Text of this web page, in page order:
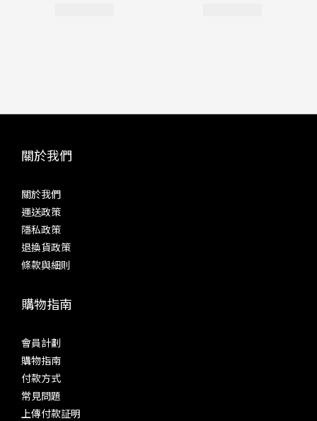
關於我們
關於我們
運送政策
隱私政策
退換貨政策
條款與細則
購物指南
會員計劃
購物指南
付款方式
常見問題
上傳付款証明